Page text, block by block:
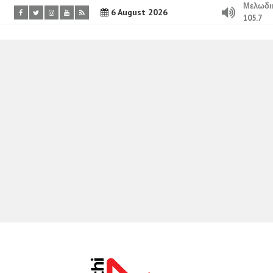
6 August 2026
105.7